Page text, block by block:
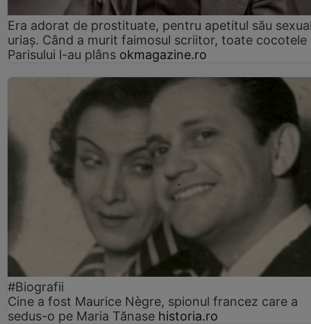
Era adorat de prostituate, pentru apetitul său
uriaș. Când a murit faimosul scriitor, toate cocotele
Parisului l-au plâns okmagazine.ro
#Biografii
Cine a fost Maurice Nègre, spionul francez care a
sedus-o pe Maria Tănase historia.ro